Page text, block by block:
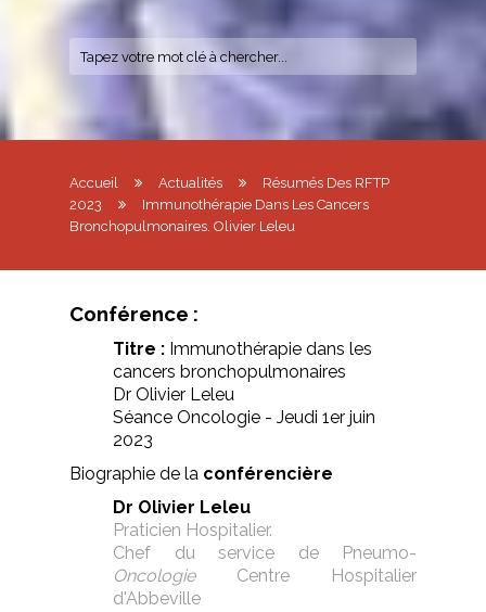
Accueil Actualités
Résumés Des RFTP
2023
Immunothérapie Dans Les Cancers
Bronchopulmonaires. Olivier Leleu
Conférence :
Titre : Immunothérapie dans les
cancers bronchopulmonaires
Dr Olivier Leleu
Séance Oncologie - Jeudi 1er juin
2023
Biographie de la conférencière
Dr Olivier Leleu
Praticien Hospitalier.
Chef du service de Pneumo-
OncologieCentre Hospitalier
d'Abbeville